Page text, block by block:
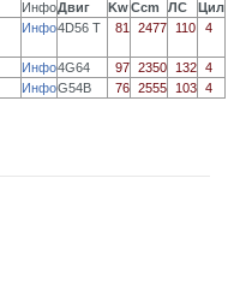
ИнфоДвиг KwCcm ЛС
Цил
Инфо4D56 T 81 2477 110 4
Инфо4G64 97 2350 132 4
ИнфоG54B 76 2555 103 4